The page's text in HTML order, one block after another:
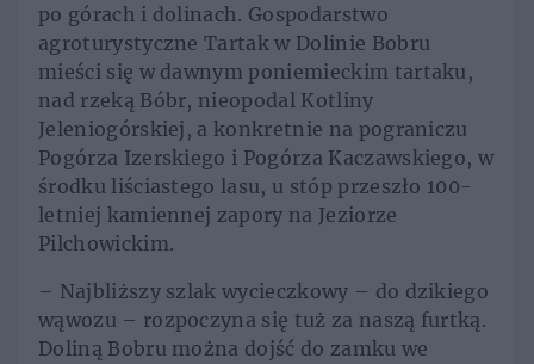
po górach i dolinach. Gospodarstwo
agroturystyczne Tartak w Dolinie Bobru
mieści się w dawnym poniemieckim tartaku,
nad rzeką Bóbr, nieopodal Kotliny
Jeleniogórskiej, a konkretnie na pograniczu
Pogórza Izerskiego i Pogórza Kaczawskiego, w
środku liściastego lasu, u stóp przeszło 100-
letniej kamiennej zapory na Jeziorze
Pilchowickim.
– Najbliższy szlak wycieczkowy – do dzikiego
wąwozu – rozpoczyna się tuż za naszą furtką.
Doliną Bobru można dojść do zamku we